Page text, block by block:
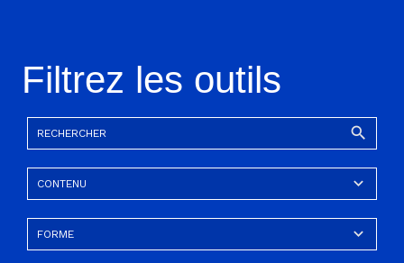
Filtrez les outils